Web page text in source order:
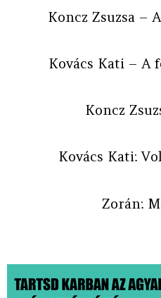
Koncz Zsuzsa –
Kovács Kati – A
Koncz
Kovács Kati:
Zorán: